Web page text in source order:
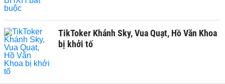
TikToker Khánh Sky, Vua Quạt, Hồ Văn Khoa
bị khởi tố